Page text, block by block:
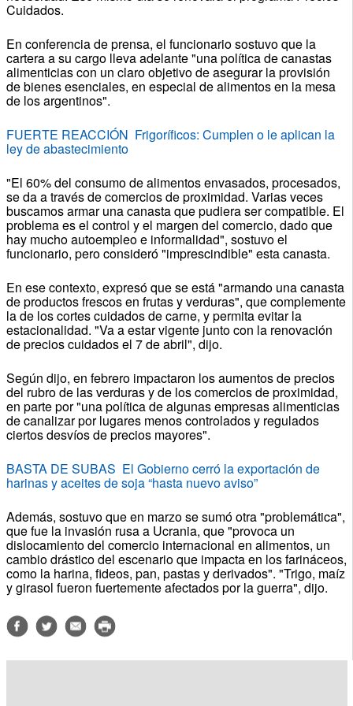
Cuidados.
En conferencia de prensa, el funcionario sostuvo que la
cartera a su cargo lleva adelante "una política de canastas
alimenticias con un claro objetivo de asegurar la provisión
de bienes esenciales, en especial de alimentos en la mesa
de los argentinos".
FUERTE REACCIÓN Frigoríficos: Cumplen o le aplican la
ley de abastecimiento
"El 60% del consumo de alimentos envasados, procesados,
se da a través de comercios de proximidad. Varias veces
buscamos armar una canasta que pudiera ser compatible. El
problema es el control y el margen del comercio, dado que
hay mucho autoempleo e informalidad", sostuvo el
funcionario, pero consideró "imprescindible" esta canasta.
En ese contexto, expresó que se está "armando una canasta
de productos frescos en frutas y verduras", que complemente
la de los cortes cuidados de carne, y permita evitar la
estacionalidad. "Va a estar vigente junto con la renovación
de precios cuidados el 7 de abril", dijo.
Según dijo, en febrero impactaron los aumentos de precios
del rubro de las verduras y de los comercios de proximidad,
en parte por "una política de algunas empresas alimenticias
de canalizar por lugares menos controlados y regulados
ciertos desvíos de precios mayores".
BASTA DE SUBAS El Gobierno cerró la exportación de
harinas y aceites de soja “hasta nuevo aviso”
Además, sostuvo que en marzo se sumó otra "problemática",
que fue la invasión rusa a Ucrania, que "provoca un
dislocamiento del comercio internacional en alimentos, un
cambio drástico del escenario que impacta en los farináceos,
como la harina, fideos, pan, pastas y derivados". "Trigo, maíz
y girasol fueron fuertemente afectados por la guerra", dijo.